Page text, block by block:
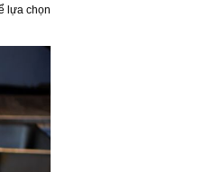
lựa chọn